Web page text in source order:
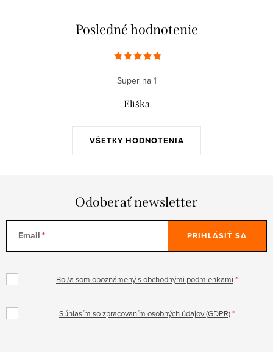
Posledné hodnotenie
VŠETKY HODNOTENIA
Super na 1
Eliška
Odoberať newsletter
Email
Bol/a som oboznámený s obchodnými podmienkami
Súhlasím so zpracovaním osobných údajov (GDPR)
PRIHLÁSIŤ SA